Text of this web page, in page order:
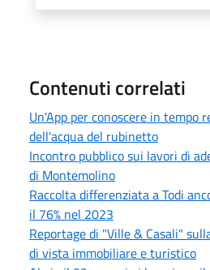
Contenuti correlati
Un'App per conoscere in tempo
dell'acqua del rubinetto
Incontro pubblico sui lavori di
di Montemolino
Raccolta differenziata a Todi
il 76% nel 2023
Reportage di "Ville & Casali"
di vista immobiliare e turistico